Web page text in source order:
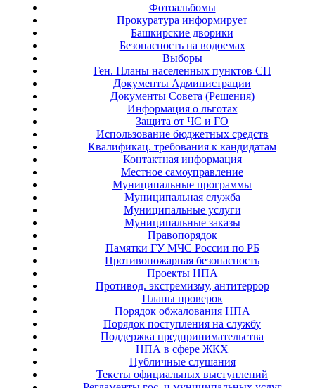
Фотоальбомы
Прокуратура информирует
Башкирские дворики
Безопасность на водоемах
Выборы
Ген. Планы населенных пунктов СП
Документы Администрации
Документы Совета (Решения)
Информация о льготах
Защита от ЧС и ГО
Использование бюджетных средств
Квалификац. требования к кандидатам
Контактная информация
Местное самоуправление
Муниципальные программы
Муниципальная служба
Муниципальные услуги
Муниципальные заказы
Правопорядок
Памятки ГУ МЧС России по РБ
Противопожарная безопасность
Проекты НПА
Противод. экстремизму, антитеррор
Планы проверок
Порядок обжалования НПА
Порядок поступления на службу
Поддержка предпринимательства
НПА в сфере ЖКХ
Публичные слушания
Тексты официальных выступлений